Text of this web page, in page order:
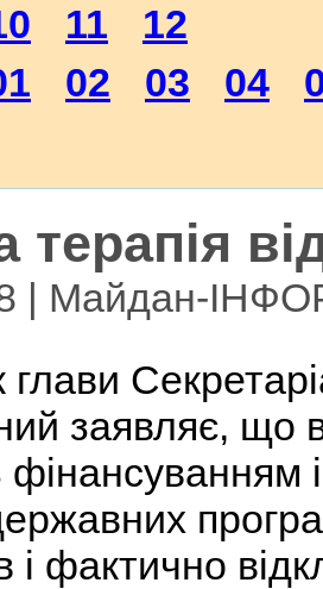
11
12
02 03 04
терапія
| Майдан-
глави
заявляє, що
і фактично